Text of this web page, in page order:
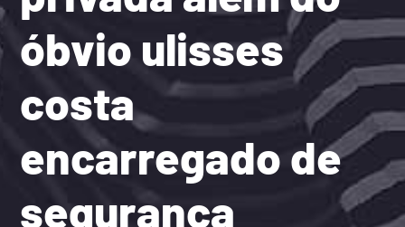
óbvio ulisses
costa
encarregado de
segurança